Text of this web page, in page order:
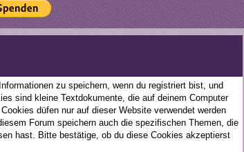
zu speichern, wenn du registriert bist, und
sind kleine Textdokumente, die auf deinem Computer
düfen nur auf dieser Website verwendet werden
Forum speichern auch die spezifischen Themen, die
hast. Bitte bestätige, ob du diese Cookies akzeptierst
with Hasbro Inc. All rights reserved to their respective owners.
TkaczMyBB addons.